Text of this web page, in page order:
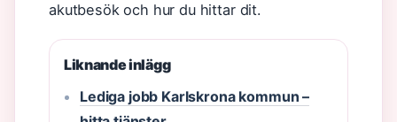
akutbesök och hur du hittar dit.
Liknande inlägg
Lediga jobb Karlskrona kommun –